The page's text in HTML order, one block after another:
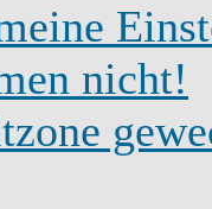
nicht!